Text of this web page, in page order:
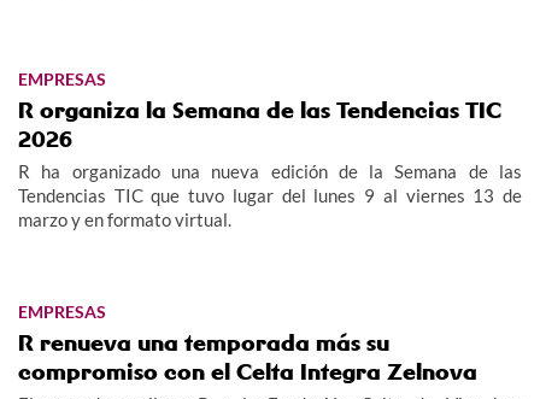
EMPRESAS
R organiza la Semana de las Tendencias TIC
2026
R ha organizado una nueva edición de la Semana de las
Tendencias TIC que tuvo lugar del lunes 9 al viernes 13 de
marzo y en formato virtual.
EMPRESAS
R renueva una temporada más su
compromiso con el Celta Integra Zelnova